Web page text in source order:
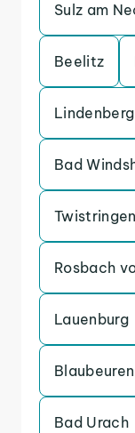
Sulz am
Beelitz
Bad
Twistringen
Rosbach
Lauenburg
Blaubeuren
Bad Urach